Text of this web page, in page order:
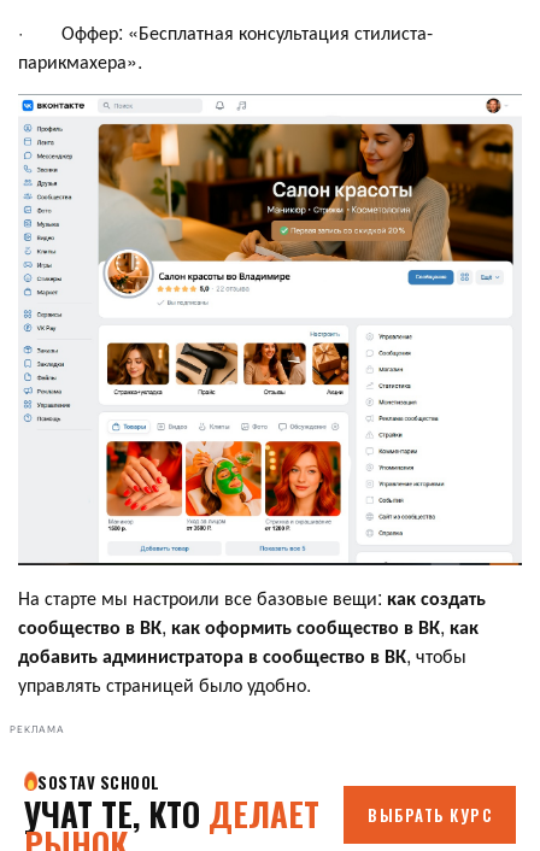
· Оффер: «Бесплатная консультация стилиста-
парикмахера».
На старте мы настроили все базовые вещи: как создать
сообщество в ВК, как оформить сообщество в ВК, как
добавить администратора в сообщество в ВК, чтобы
управлять страницей было удобно.
РЕКЛАМА